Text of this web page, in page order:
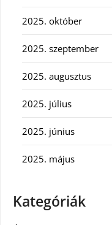
2025. október
2025. szeptember
2025. augusztus
2025. július
2025. június
2025. május
Kategóriák